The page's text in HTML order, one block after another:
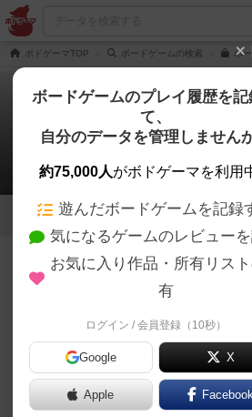
ボドゲーマTOP ボードゲームの検索 ボ
ボーナンザ
きぬりすさんのレビ
7 3 28
192名 0名 0 10年弱前
カードに書かれたコインマークは
た（集めた）かによって、貰える
す。勝利条件は、一番コインを集め
カードは自分で引いて配置（植え
ボードゲームのプレイ履歴を記
て、
自分のデータを管理しません
約75,000人がボドゲーマを利用
遊んだボードゲームを記録
気になるゲームのレビュー
お気に入り作品・所有リス
有
ログイン / 会員登録（10秒）
Google X
Apple